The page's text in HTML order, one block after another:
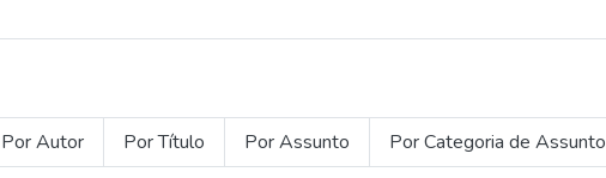
Por Autor Por Título Por Assunto Por Categoria de Assunto